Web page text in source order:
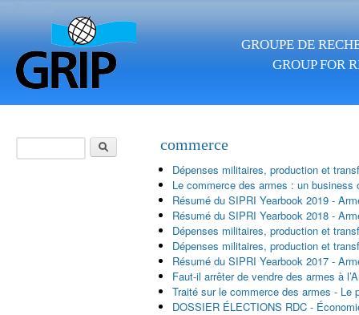
GROUPE DE
GROUP FOR
commerce
Dépenses militaires, production et
Le commerce des armes : un business
Résumé du SIPRI Yearbook 2019 -
Résumé du SIPRI Yearbook 2018 -
Dépenses militaires, production et
Dépenses militaires, production et
Résumé du SIPRI Yearbook 2017 -
Faut-il arrêter de vendre des armes à
Traité sur le commerce des armes -
DOSSIER ÉLECTIONS RDC -
Formulaire de